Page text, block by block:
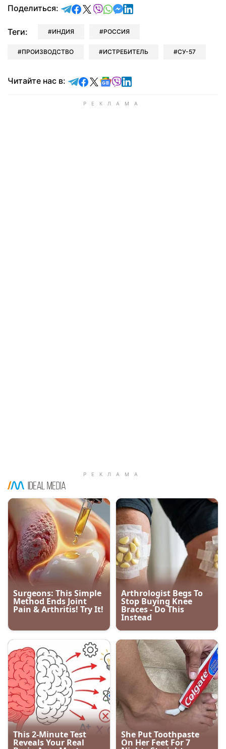
Поделиться: отправить в Telegram
поделиться в Facebook
поделиться в X
отправить в Viber
отправить в Whatsapp
отправить в Messenger
отправить в LinkedIn
Теги: ИНДИЯ РОССИЯ
ПРОИЗВОДСТВО ИСТРЕБИТЕЛЬ СУ-57
Читайте нас в: Читайте в Telegram
Читайте в Facebook
Читайте в X
Читайте в Google news
Читайте в Viber
Читайте в LinkedIn